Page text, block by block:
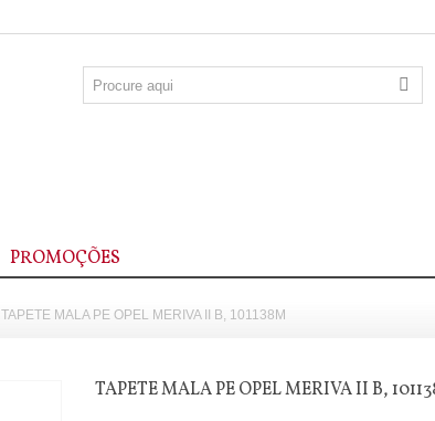
PROMOÇÕES
TAPETE MALA PE OPEL MERIVA II B, 101138M
TAPETE MALA PE OPEL MERIVA II B,